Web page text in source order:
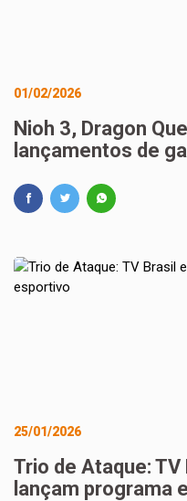
01/02/2026
Nioh 3, Dragon
lançamentos de
25/01/2026
Trio de Ataque: TV
lançam programa